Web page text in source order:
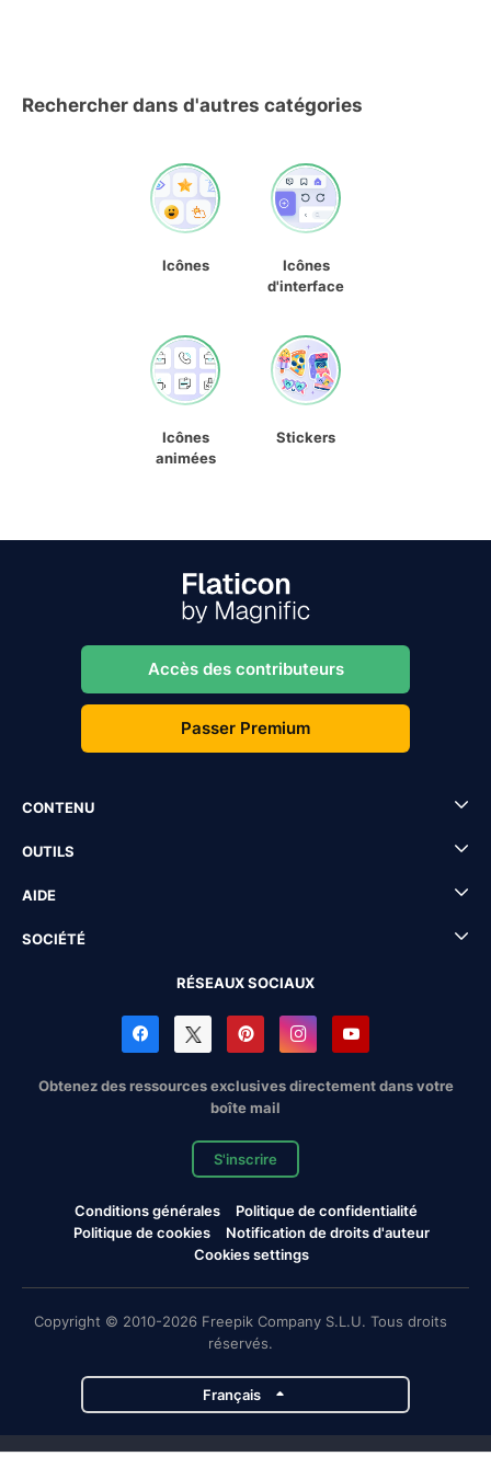
Rechercher dans d'autres catégories
Icônes
Icônes
d'interface
Icônes
animées
Stickers
Accès des contributeurs
Passer Premium
CONTENU
OUTILS
AIDE
SOCIÉTÉ
RÉSEAUX SOCIAUX
Obtenez des ressources exclusives directement dans votre
boîte mail
S'inscrire
Conditions générales
Politique de confidentialité
Politique de cookies
Notification de droits d'auteur
Cookies settings
Copyright © 2010-2026 Freepik Company S.L.U. Tous droits
réservés.
Français